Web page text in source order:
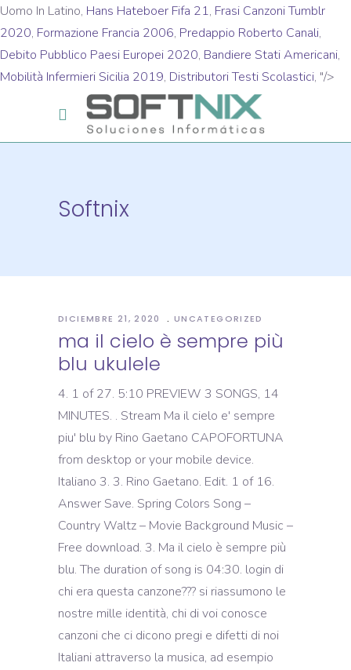
Uomo In Latino, Hans Hateboer Fifa 21, Frasi Canzoni Tumblr
2020, Formazione Francia 2006, Predappio Roberto Canali,
Debito Pubblico Paesi Europei 2020, Bandiere Stati Americani,
Mobilità Infermieri Sicilia 2019, Distributori Testi Scolastici, "/>
Softnix
DICIEMBRE 21, 2020 UNCATEGORIZED
ma il cielo è sempre più
blu ukulele
4. 1 of 27. 5:10 PREVIEW 3 SONGS, 14
MINUTES. . Stream Ma il cielo e' sempre
piu' blu by Rino Gaetano CAPOFORTUNA
from desktop or your mobile device.
Italiano 3. 3. Rino Gaetano. Edit. 1 of 16.
Answer Save. Spring Colors Song –
Country Waltz – Movie Background Music –
Free download. 3. Ma il cielo è sempre più
blu. The duration of song is 04:30. login di
chi era questa canzone??? si riassumono le
nostre mille identità, chi di voi conosce
canzoni che ci dicono pregi e difetti di noi
Italiani attraverso la musica, ad esempio